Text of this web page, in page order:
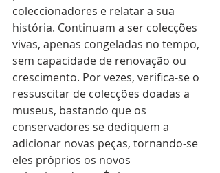
coleccionadores e relatar a sua
história. Continuam a ser colecções
vivas, apenas congeladas no tempo,
sem capacidade de renovação ou
crescimento. Por vezes, verifica-se o
ressuscitar de colecções doadas a
museus, bastando que os
conservadores se dediquem a
adicionar novas peças, tornando-se
eles próprios os novos